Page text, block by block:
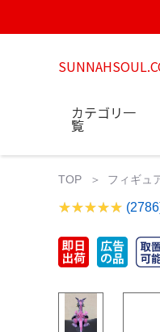
カテゴリ一
覧
TOP フィギュ